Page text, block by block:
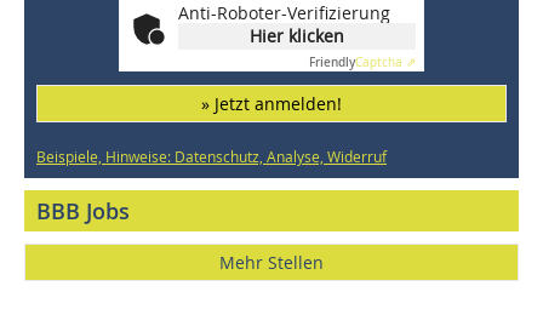
Anti-Roboter-Verifizierung
Hier klicken
FriendlyCaptcha ⇗
» Jetzt anmelden!
Beispiele, Hinweise: Datenschutz, Analyse, Widerruf
BBB Jobs
Mehr Stellen